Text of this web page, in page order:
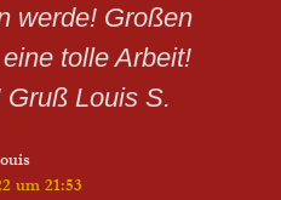
werde! Großen
tolle Arbeit!
Louis S.
um 21:53